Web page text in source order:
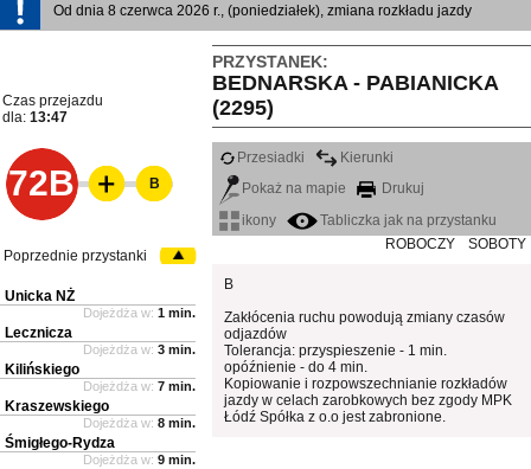
Od dnia 8 czerwca 2026 r., (poniedziałek), zmiana rozkładu jazdy
PRZYSTANEK:
BEDNARSKA - PABIANICKA
(2295)
Czas przejazdu
dla: 13:47
72B
Przesiadki
Kierunki
Pokaż na mapie
Drukuj
ikony
Tabliczka jak na przystanku
ROBOCZY
SOBOTY
B
Zakłócenia ruchu powodują zmiany czasów
odjazdów
Tolerancja: przyspieszenie - 1 min.
opóźnienie - do 4 min.
Kopiowanie i rozpowszechnianie rozkładów
jazdy w celach zarobkowych bez zgody MPK
Łódź Spółka z o.o jest zabronione.
B
Poprzednie przystanki
Unicka NŻ
Dojeżdża w: 1 min.
Lecznicza
Dojeżdża w: 3 min.
Kilińskiego
Dojeżdża w: 7 min.
Kraszewskiego
Dojeżdża w: 8 min.
Śmigłego-Rydza
Dojeżdża w: 9 min.